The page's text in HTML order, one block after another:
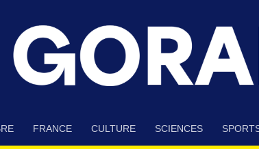
FRANCE CULTURE SCIENCES